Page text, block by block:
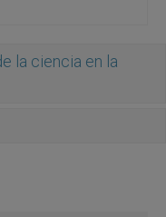
la ciencia en la